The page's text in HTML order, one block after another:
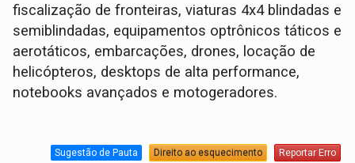
fiscalização de fronteiras, viaturas 4x4 blindadas e
semiblindadas, equipamentos optrônicos táticos e
aerotáticos, embarcações, drones, locação de
helicópteros, desktops de alta performance,
notebooks avançados e motogeradores.
Sugestão de Pauta Direito ao esquecimento Reportar Erro